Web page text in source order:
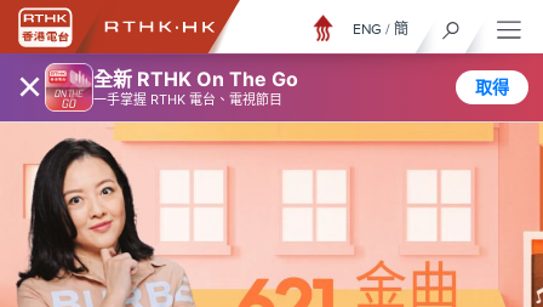
× 全新 RTHK On The Go
一手掌握 RTHK 電台、電視節目
取得
ENG / 簡